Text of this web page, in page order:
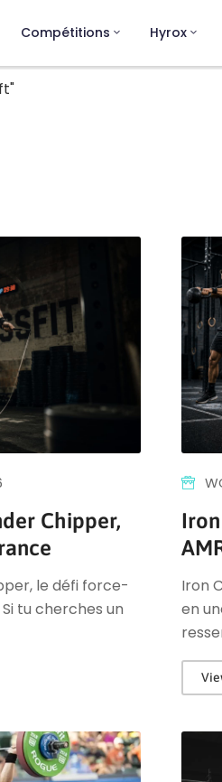
Compétitions Hyrox
Chipper,
le défi force-
tu cherches un
Iron
en